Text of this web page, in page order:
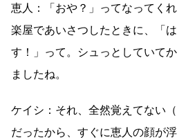
恵人：「おや？」ってなってく
楽屋であいさつしたときに、「
す！」って。シュっとしていて
ましたね。
ケイシ：それ、全然覚えてない
だったから、すぐに恵人の顔が